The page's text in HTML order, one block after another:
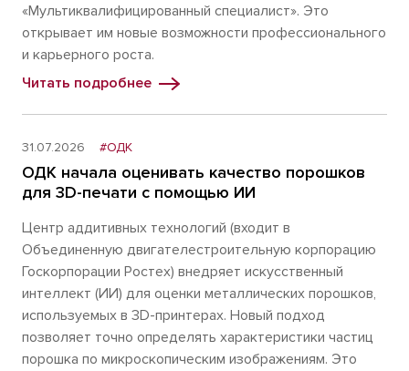
«Мультиквалифицированный специалист». Это
открывает им новые возможности профессионального
и карьерного роста.
Читать подробнее
31.07.2026 #ОДК
ОДК начала оценивать качество порошков
для 3D-печати с помощью ИИ
Центр аддитивных технологий (входит в
Объединенную двигателестроительную корпорацию
Госкорпорации Ростех) внедряет искусственный
интеллект (ИИ) для оценки металлических порошков,
используемых в 3D-принтерах. Новый подход
позволяет точно определять характеристики частиц
порошка по микроскопическим изображениям. Это